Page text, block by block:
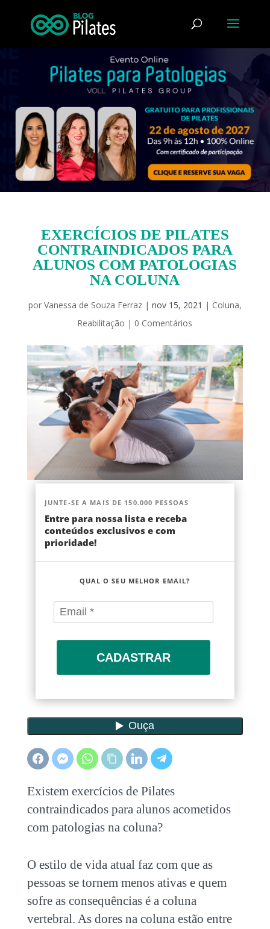
EXERCÍCIOS DE PILATES
CONTRAINDICADOS PARA
ALUNOS COM PATOLOGIAS
NA COLUNA
por Vanessa de Souza Ferraz| nov 15, 2021 | Coluna,
Reabilitação | 0 Comentários
JUNTE-SE A MAIS DE 150.000 PESSOAS
Entre para nossa lista e receba
conteúdos exclusivos e com
prioridade!
QUAL O SEU MELHOR EMAIL?
CADASTRAR
Existem exercícios de Pilates
contraindicadospara alunos acometidos
com patologias na coluna?
O estilo de vida atual faz com que as
pessoas se tornem menos ativas e quem
sofre as consequências é a coluna
vertebral. As dores na coluna estão entre